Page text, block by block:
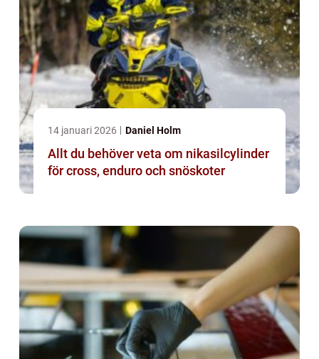
14 januari 2026 Daniel Holm
Allt du behöver veta om nikasilcylinder
för cross, enduro och snöskoter